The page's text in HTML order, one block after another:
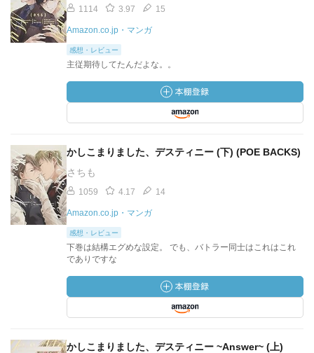
1114 3.97 15
Amazon.co.jp・マンガ
感想・レビュー
主従期待してたんだよな。。
かしこまりました、デスティニー (下) (POE BACKS)
さちも
1059 4.17 14
Amazon.co.jp・マンガ
感想・レビュー
下巻は結構エグめな設定。 でも、バトラー同士はこれはこれ
でありですな
かしこまりました、デスティニー ~Answer~ (上)